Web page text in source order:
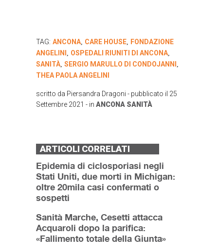
TAG: ANCONA, CARE HOUSE, FONDAZIONE
ANGELINI , OSPEDALI RIUNITI DI ANCONA,
SANITÀ, SERGIO MARULLO DI CONDOJANNI ,
THEA PAOLA ANGELINI
scritto da Piersandra Dragoni - pubblicato il 25
Settembre 2021 - in ANCONA SANITÀ
ARTICOLI CORRELATI
Epidemia di ciclosporiasi negli
Stati Uniti, due morti in Michigan:
oltre 20mila casi confermati o
sospetti
Sanità Marche, Cesetti attacca
Acquaroli dopo la parifica:
«Fallimento totale della Giunta»